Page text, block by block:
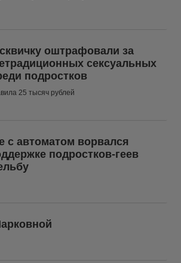
оштрафовали за
сексуальных
подростков
25 тысяч рублей
с автоматом ворвался
подростков-геев